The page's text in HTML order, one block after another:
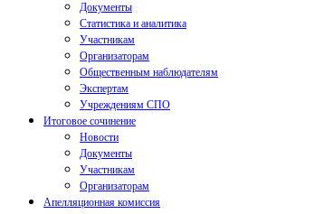
Документы
Статистика и аналитика
Участникам
Организаторам
Общественным наблюдателям
Экспертам
Учреждениям СПО
Итоговое сочинение
Новости
Документы
Участникам
Организаторам
Апелляционная комиссия